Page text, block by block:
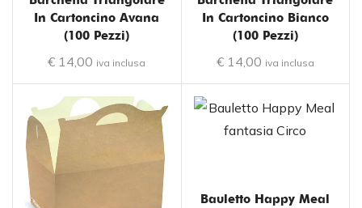
In Cartoncino Avana
(100 Pezzi)
€ 14,00 iva inclusa
In Cartoncino Bianco
(100 Pezzi)
€14,00 iva inclusa
Bauletto Happy Meal